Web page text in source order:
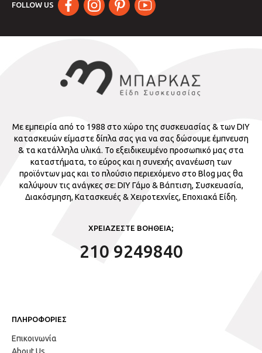
FOLLOW US
Με εμπειρία από το 1988 στο χώρο της συσκευασίας & των DIY
κατασκευών είμαστε δίπλα σας για να σας δώσουμε έμπνευση
& τα κατάλληλα υλικά. Το εξειδικευμένο προσωπικό μας στα
καταστήματα, το εύρος και η συνεχής ανανέωση των
προϊόντων μας και το πλούσιο περιεχόμενο στο Blog μας θα
καλύψουν τις ανάγκες σε: DIY Γάμο & Βάπτιση, Συσκευασία,
Διακόσμηση, Κατασκευές & Χειροτεχνίες, Εποχιακά Είδη.
ΧΡΕΙΑΖΕΣΤΕ ΒΟΗΘΕΙΑ;
210 9249840
ΠΛΗΡΟΦΟΡΙΕΣ
Επικοινωνία